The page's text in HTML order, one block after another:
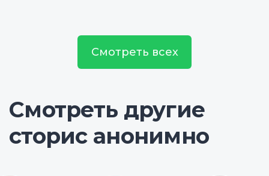
Смотреть всех
Смотреть другие
сторис анонимно